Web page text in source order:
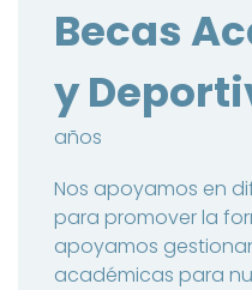
Becas
y
años
Nos apoyamos en
para promover la
apoyamos
académicas para